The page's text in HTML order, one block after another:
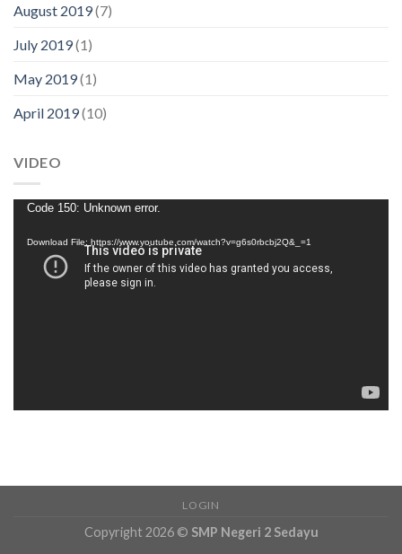
August 2019(7)
July 2019(1)
May 2019(1)
April 2019(10)
VIDEO
Video
Code 150: Unknown error.
Download File: https://www.youtube.com/watch?v=g6s0rbcbj2Q&_=1
LOGIN
Copyright 2026 © SMP Negeri 2 Sedayu